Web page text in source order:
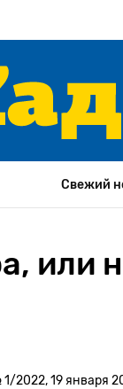
Свежий
или
2022, 19 января